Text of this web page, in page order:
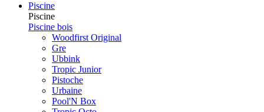
Piscine
Piscine
Piscine bois
Woodfirst Original
Gre
Ubbink
Tropic Junior
Pistoche
Urbaine
Pool'N Box